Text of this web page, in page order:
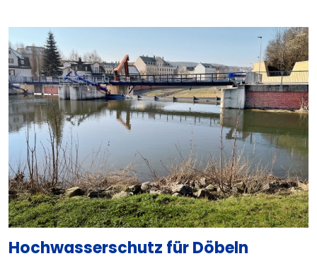
Hochwasserschutz für Döbeln